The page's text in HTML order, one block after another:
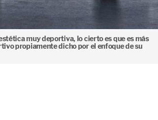
muy deportiva, lo cierto es que es más
propiamente dicho por el enfoque de su